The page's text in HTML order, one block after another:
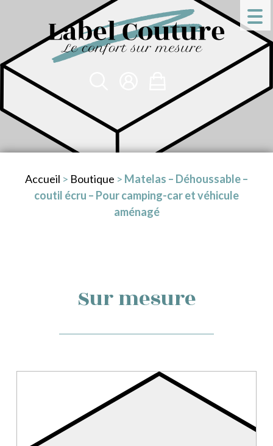
Accueil > Boutique > Matelas – Déhoussable –
coutil écru – Pour camping-car et véhicule
aménagé
Sur mesure